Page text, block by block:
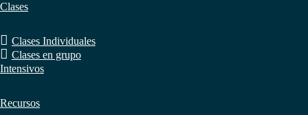
Clases
Clases Individuales
Clases en grupo
Intensivos
Recursos